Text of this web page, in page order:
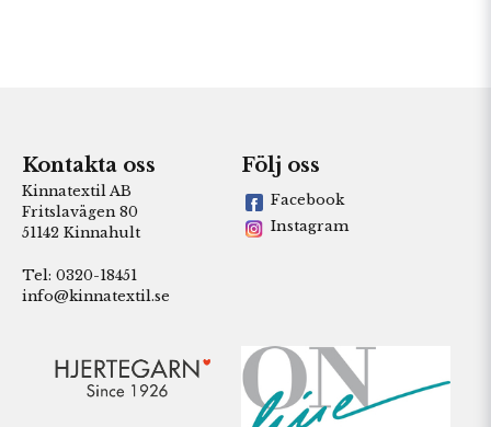
Kontakta oss
Kinnatextil AB
Fritslavägen 80
51142 Kinnahult
Tel: 0320-18451
info@kinnatextil.se
Följ oss
Facebook
Instagram